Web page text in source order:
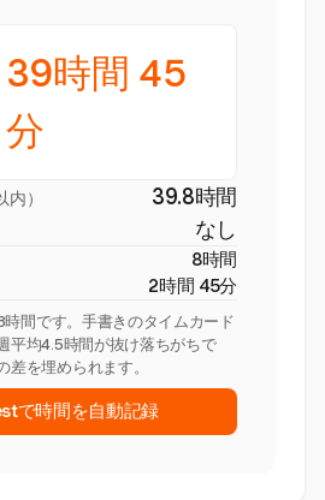
39時間 45
分
） 39.8時間
なし
8時間
2時間 45分
間です。手書きのタイムカード
平均4.5時間が抜け落ちがちで
差を埋められます。
で時間を自動記録